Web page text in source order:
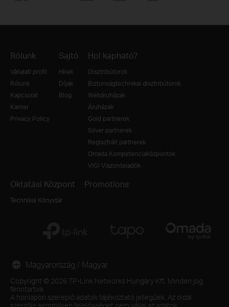
Rólunk
Vállalati profil
Rólunk
Kapcsolat
Karrier
Privacy Policy
Sajtó
Hírek
Díjak
Blog
Hol kapható?
Disztribútorok
Biztonságtechnikai disztribútorok
Webáruházak
Áruházak
Gold partnerek
Silver partnerek
Regisztrált partnerek
Omada Kompetenciaközpontok
VIGI Viszonteladók
Oktatási Központ
Technikai Könyvtár
Promotions
Copyright © 2026 TP-Link Networks Hungary Kft. Minden jog
fenntartva.
A honlapon szereplő adatok tájékoztató jellegűek. Az oldal
szerzője semmilyen felelősséget nem vállal az adatok
Magyarország / Magyar